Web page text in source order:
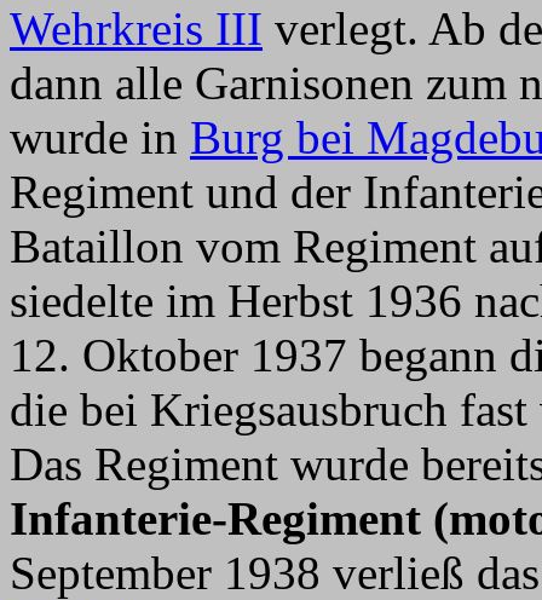
Wehrkreis III verlegt. Ab
dann alle Garnisonen zum
wurde in Burg bei
Regiment und der
Bataillon vom Regiment
siedelte im Herbst 1936
12. Oktober 1937 begann
die bei Kriegsausbruch
Das Regiment wurde
Infanterie-Regiment
September 1938 verließ